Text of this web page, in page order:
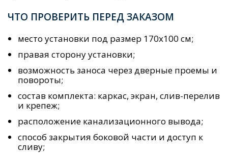
ЧТО ПРОВЕРИТЬ ПЕРЕД ЗАКАЗОМ
место установки под размер 170х100 см;
правая сторону установки;
возможность заноса через дверные проемы и
повороты;
состав комплекта: каркас, экран, слив-перелив
и крепеж;
расположение канализационного вывода;
способ закрытия боковой части и доступ к
сливу;